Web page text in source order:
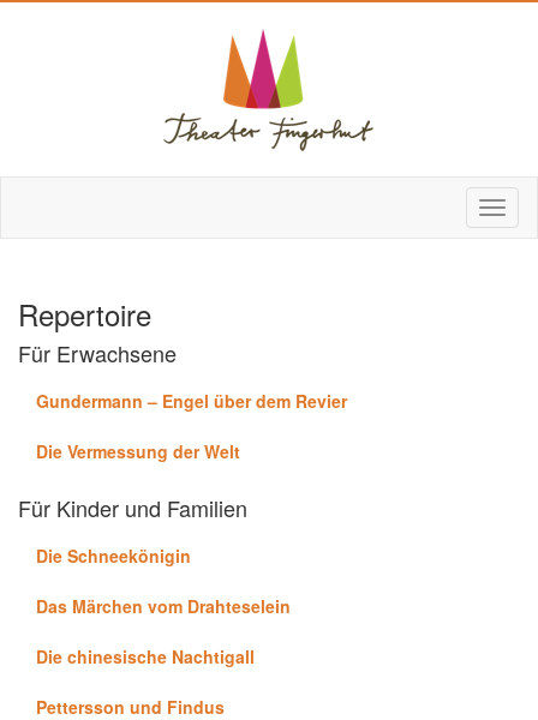
Repertoire
Für Erwachsene
Gundermann – Engel über dem Revier
Die Vermessung der Welt
Für Kinder und Familien
Die Schneekönigin
Das Märchen vom Drahteselein
Die chinesische Nachtigall
Pettersson und Findus